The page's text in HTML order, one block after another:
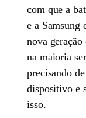
com que a
e a Samsung
nova
na maioria
precisando
dispositivo e
isso.